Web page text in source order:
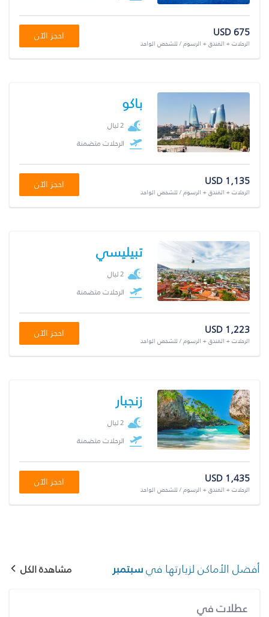
USD 675
الرحلات + الفندق + الرسوم / للشخص الواحد
احجز الآن
باكو
2 ليال
الرحلات متضمنة
USD 1,135
الرحلات + الفندق + الرسوم / للشخص الواحد
احجز الآن
تبيليسي
2 ليال
الرحلات متضمنة
USD 1,223
الرحلات + الفندق + الرسوم / للشخص الواحد
احجز الآن
زنجبار
2 ليال
الرحلات متضمنة
USD 1,435
الرحلات + الفندق + الرسوم / للشخص الواحد
احجز الآن
أفضل الأماكن لزيارتها فيسبتمبر مشاهدة الكل
عطلات في